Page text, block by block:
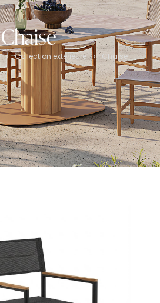
Chaise
> Collection extérieure > Chaise